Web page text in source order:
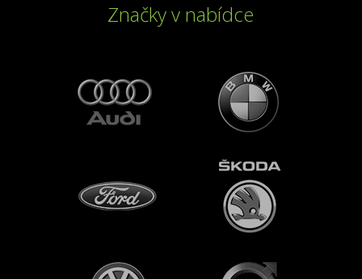
Značky v nabídce